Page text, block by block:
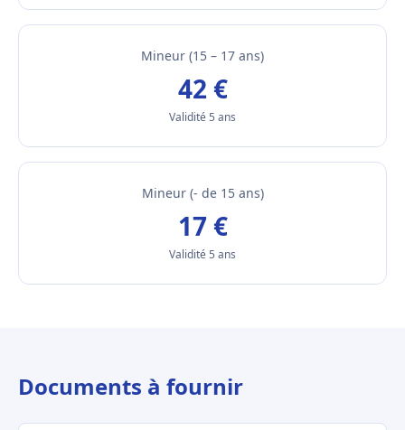
Mineur (15 – 17 ans)
42 €
Validité 5 ans
Mineur (- de 15 ans)
17 €
Validité 5 ans
Documents à fournir